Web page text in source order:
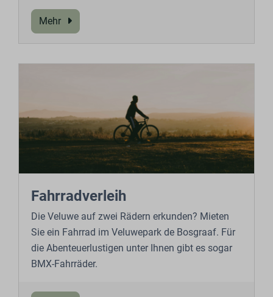
Mehr
Fahrradverleih
Die Veluwe auf zwei Rädern erkunden? Mieten
Sie ein Fahrrad im Veluwepark de Bosgraaf. Für
die Abenteuerlustigen unter Ihnen gibt es sogar
BMX-Fahrräder.